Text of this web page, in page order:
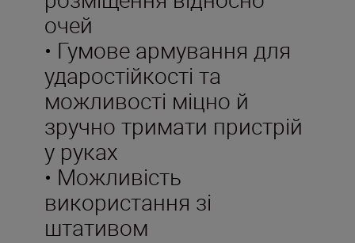
очей
• Гумове армування для
ударостійкості та
можливості міцно й
зручно тримати пристрій
у руках
• Можливість
використання зі
штативом